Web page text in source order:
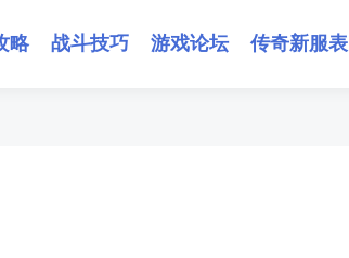
略 战斗技巧 游戏论坛 传奇新服表